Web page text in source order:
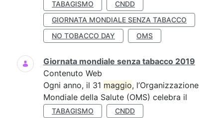
TABAGISMO
CNDD
GIORNATA MONDIALE SENZA TABACCO
NO TOBACCO DAY
OMS
Giornata mondiale senza tabacco 2019
Contenuto Web
Ogni anno, il 31 maggio, l’Organizzazione
Mondiale della Salute (OMS) celebra il
TABAGISMO
CNDD